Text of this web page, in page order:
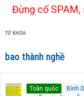
Đừng cố SPAM,
TỪ KHÓA
bao thành nghề
Toàn quốc Bình